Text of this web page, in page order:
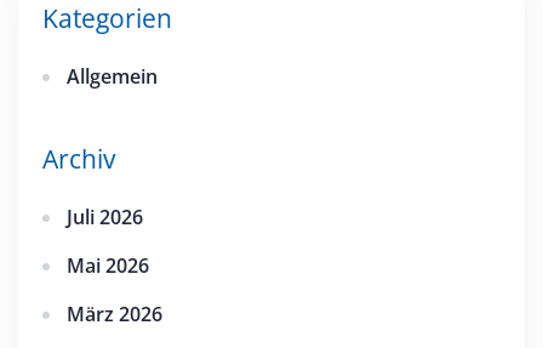
Kategorien
Allgemein
Archiv
Juli 2026
Mai 2026
März 2026